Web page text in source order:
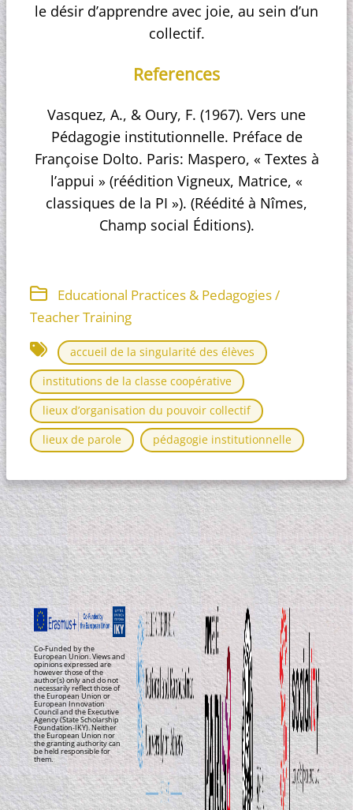
le désir d’apprendre avec joie, au sein d’un
collectif.
References
Vasquez, A., & Oury, F. (1967). Vers une
Pédagogie institutionnelle. Préface de
Françoise Dolto. Paris: Maspero, « Textes à
l’appui » (réédition Vigneux, Matrice, «
classiques de la PI »). (Réédité à Nîmes,
Champ social Éditions).
Educational Practices & Pedagogies /
Teacher Training
accueil de la singularité des élèves
institutions de la classe coopérative
lieux d’organisation du pouvoir collectif
lieux de parole
pédagogie institutionnelle
Co-Funded by the
European Union. Views and
opinions expressed are
however those of the
author(s) only and do not
necessarily reflect those of
the European Union or
European Innovation
Council and the Executive
Agency (State Scholarship
Foundation-IKY). Neither
the European Union nor
the granting authority can
be held responsible for
them.